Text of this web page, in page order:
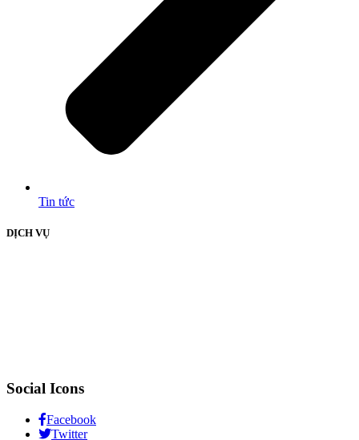
Tin tức
DỊCH VỤ
Social Icons
Facebook
Twitter